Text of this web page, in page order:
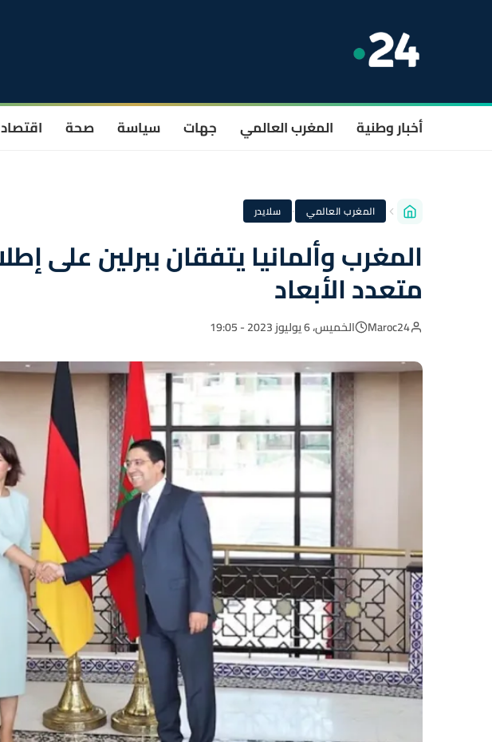
أخبار وطنية المغرب العالمي جهات سياسة صحة اقتصاد
المغرب العالمي · سلايدر
المغرب وألمانيا يتفقان ببرلين على
متعدد الأبعاد
Maroc24 الخميس، 6 يوليوز 2023 - 19:05